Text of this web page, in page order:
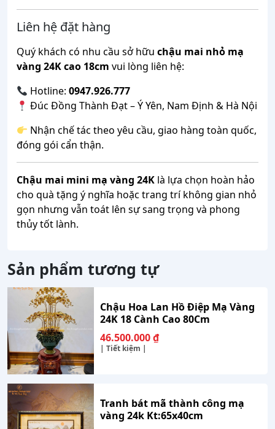
Liên hệ đặt hàng
Quý khách có nhu cầu sở hữu chậu mai nhỏ mạ
vàng 24K cao 18cm vui lòng liên hệ:
Hotline:0947.926.777
Đúc Đồng Thành Đạt – Ý Yên, Nam Định & Hà Nội
Nhận chế tác theo yêu cầu, giao hàng toàn quốc,
đóng gói cẩn thận.
Chậu mai mini mạ vàng 24K là lựa chọn hoàn hảo
cho quà tặng ý nghĩa hoặc trang trí không gian nhỏ
gọn nhưng vẫn toát lên sự sang trọng và phong
thủy tốt lành.
Sản phẩm tương tự
Chậu Hoa Lan Hồ Điệp Mạ Vàng
24K 18 Cành Cao 80Cm
46.500.000₫
| Tiết kiệm |
Tranh bát mã thành công mạ
vàng 24k Kt:65x40cm